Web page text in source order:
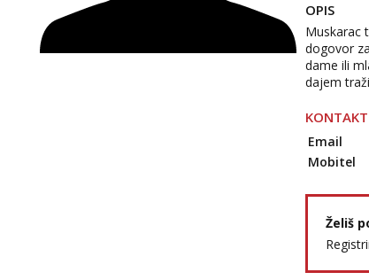
OPIS
Muskarac
dogovor
dame ili
dajem
KONTAKT
Email
Mobitel
Želiš